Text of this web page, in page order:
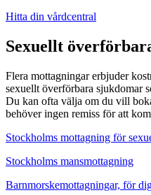
Hitta din vårdcentral
Sexuellt
Flera mottagningar erbjuder
sexuellt överförbara sjukdomar
Du kan ofta välja om du vill
behöver ingen remiss för att
Stockholms mottagning för
Stockholms mansmottagning
Barnmorskemottagningar, för